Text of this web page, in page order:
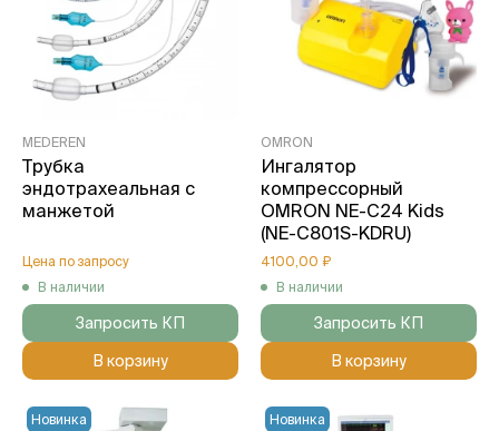
MEDEREN
Трубка
эндотрахеальная с
манжетой
Цена по запросу
В наличии
Запросить КП
В корзину
OMRON
Ингалятор
компрессорный
OMRON NE-C24 Kids
(NE-C801S-KDRU)
4100,00 ₽
В наличии
Запросить КП
В корзину
Новинка Новинка